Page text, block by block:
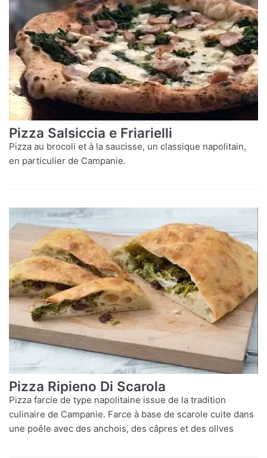
Pizza Salsiccia e Friarielli
Pizza au brocoli et à la saucisse, un classique napolitain,
en particulier de Campanie.
Pizza Ripieno Di Scarola
Pizza farcie de type napolitaine issue de la tradition
culinaire de Campanie. Farce à base de scarole cuite dans
une poêle avec des anchois, des câpres et des olives